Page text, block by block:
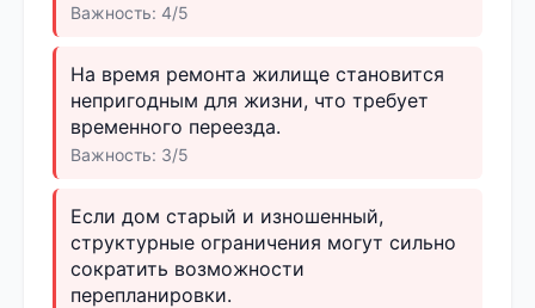
Важность: 4/5
На время ремонта жилище становится
непригодным для жизни, что требует
временного переезда.
Важность: 3/5
Если дом старый и изношенный,
структурные ограничения могут сильно
сократить возможности
перепланировки.